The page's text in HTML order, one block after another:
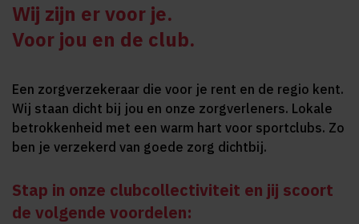
Wij zijn er voor je.
Voor jou en de club.
Een zorgverzekeraar die voor je rent en de regio kent.
Wij staan dicht bij jou en onze zorgverleners. Lokale
betrokkenheid met een warm hart voor sportclubs. Zo
ben je verzekerd van goede zorg dichtbij.
Stap in onze clubcollectiviteit en jij scoort
de volgende voordelen: